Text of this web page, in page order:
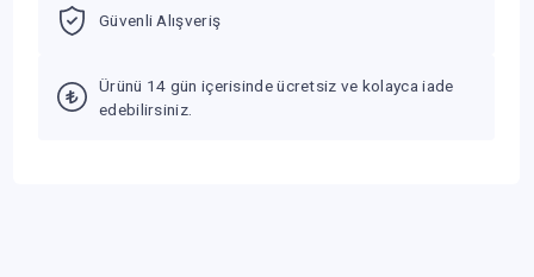
Güvenli Alışveriş
Ürünü 14 gün içerisinde ücretsiz ve kolayca iade
edebilirsiniz.